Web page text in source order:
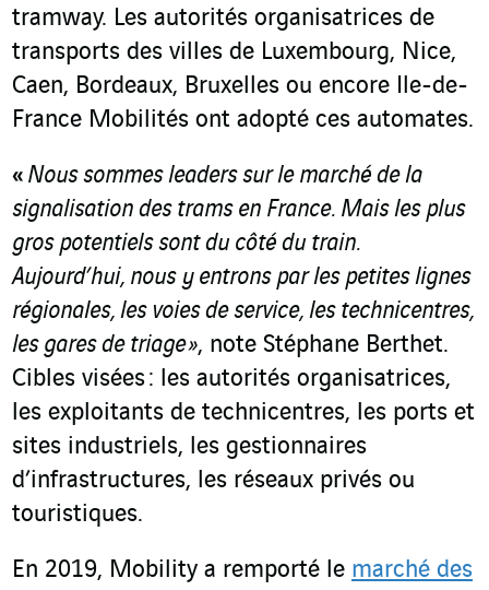
tramway. Les autorités organisatrices de
transports des villes de Luxembourg, Nice,
Caen, Bordeaux, Bruxelles ou encore Ile-de-
France Mobilités ont adopté ces automates.
« Nous sommes leaders sur le marché de la
signalisation des trams en France. Mais les plus
gros potentiels sont du côté du train.
Aujourd’hui, nous y entrons par les petites lignes
régionales, les voies de service, les technicentres,
les gares de triage», note Stéphane Berthet.
Cibles visées : les autorités organisatrices,
les exploitants de technicentres, les ports et
sites industriels, les gestionnaires
d’infrastructures, les réseaux privés ou
touristiques.
En 2019, Mobility a remporté le marché des